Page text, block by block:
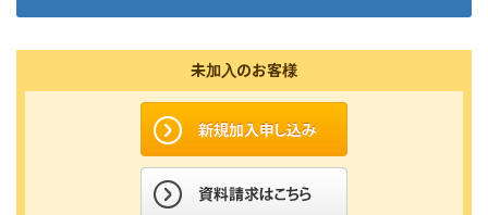
未加入のお客様